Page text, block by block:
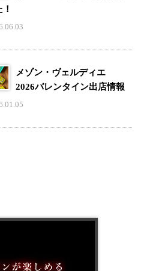
メゾン・ヴェルディエ
2026バレンタイン出店情報